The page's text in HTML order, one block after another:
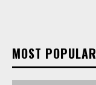
MOST POPULAR